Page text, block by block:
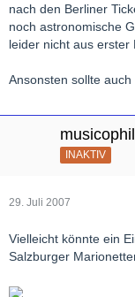
nach den Berliner
noch astronomische
leider nicht aus erster
Ansonsten sollte
musicophil
INAKTIV
29. Juli 2007
Vielleicht könnte ein
Salzburger